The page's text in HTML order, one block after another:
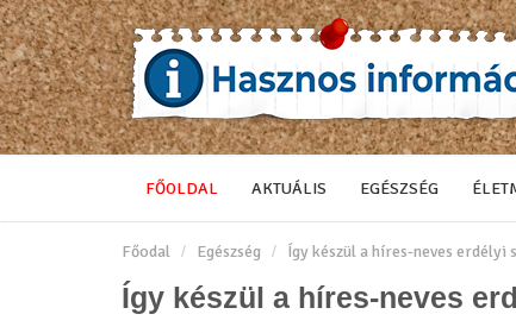
FŐOLDAL AKTUÁLIS EGÉSZSÉG
Főodal Egészség Így készül a híres-neves erdélyi
Így készül a híres-neves